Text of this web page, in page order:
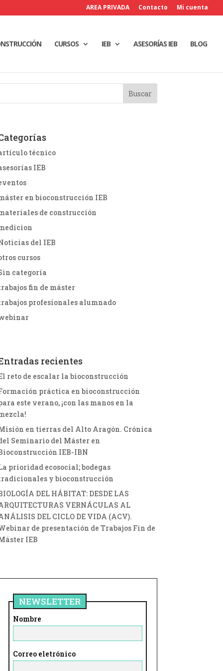
AREA PRIVADA Contacto Mi cuenta
CURSOS IEB ASESORÍAS IEB BLOG
técnico
IEB
en bioconstrucción IEB
de construcción
del IEB
cursos
categoría
fin de máster
profesionales alumnado
recientes
reto de escalar la bioconstrucción
práctica en bioconstrucción
este verano, ¡con las manos en la
en tierras del Alto Aragón. Crónica
Seminario del Máster en
IEB-IBN
prioridad ecosocial; bodegas
y bioconstrucción
DEL HÁBITAT: DESDE LAS
VERNÁCULAS AL
DEL CICLO DE VIDA (ACV).
de presentación de Trabajos Fin de
IEB
NEWSLETTER
Nombre
Correo eletrónico